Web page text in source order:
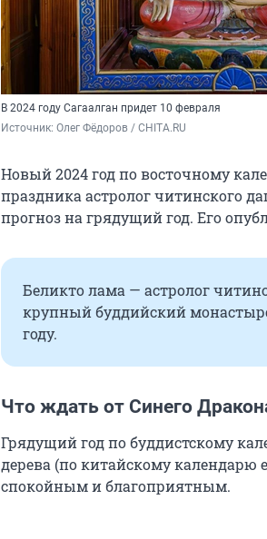
В 2024 году Сагаалган придет 10 февраля
Источник: Олег Фёдоров / CHITA.RU
Новый 2024 год по восточному
праздника астролог читинского
прогноз на грядущий год. Его
Беликто лама — астролог
крупный буддийский
году.
Что ждать от Синего
Грядущий год по буддистскому
дерева (по китайскому календарю
спокойным и благоприятным.